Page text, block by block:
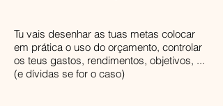
Tu vais desenhar as tuas metas colocar
em prática o uso do orçamento, controlar
os teus gastos, rendimentos, objetivos, ...
(e dívidas se for o caso)